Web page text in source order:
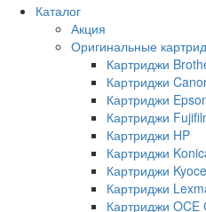
Каталог
Акция
Оригинальные
Картриджи
Картриджи
Картриджи
Картриджи
Картриджи HP
Картриджи
Картриджи
Картриджи
Картриджи OCE